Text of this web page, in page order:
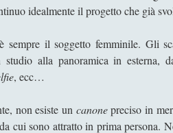
idealmente il progetto che già
sempre il soggetto femminile. Gli
studio alla panoramica in esterna,
, ecc…
non esiste un canonepreciso in
cui sono attratto in prima persona.